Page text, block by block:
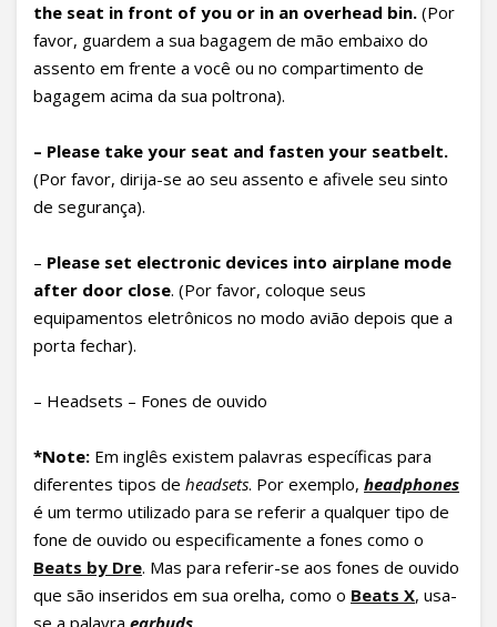
the seat in front of you or in an overhead bin. (Por
favor, guardem a sua bagagem de mão embaixo do
assento em frente a você ou no compartimento de
bagagem acima da sua poltrona).
– Please take your seat and fasten your seatbelt.
(Por favor, dirija-se ao seu assento e afivele seu sinto
de segurança).
– Please set electronic devices into airplane mode
after door close. (Por favor, coloque seus
equipamentos eletrônicos no modo avião depois que a
porta fechar).
– Headsets – Fones de ouvido
*Note: Em inglês existem palavras específicas para
diferentes tipos de headsets. Por exemplo, headphones
é um termo utilizado para se referir a qualquer tipo de
fone de ouvido ou especificamente a fones como o
Beats by Dre. Mas para referir-se aos fones de ouvido
que são inseridos em sua orelha, como o Beats X, usa-
se a palavra earbuds.